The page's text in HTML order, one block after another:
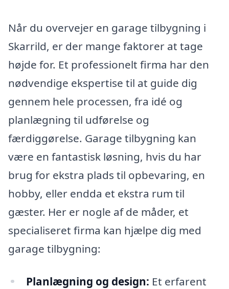
Når du overvejer en garage tilbygning i
Skarrild, er der mange faktorer at tage
højde for. Et professionelt firma har den
nødvendige ekspertise til at guide dig
gennem hele processen, fra idé og
planlægning til udførelse og
færdiggørelse. Garage tilbygning kan
være en fantastisk løsning, hvis du har
brug for ekstra plads til opbevaring, en
hobby, eller endda et ekstra rum til
gæster. Her er nogle af de måder, et
specialiseret firma kan hjælpe dig med
garage tilbygning:
Planlægning og design: Et erfarent